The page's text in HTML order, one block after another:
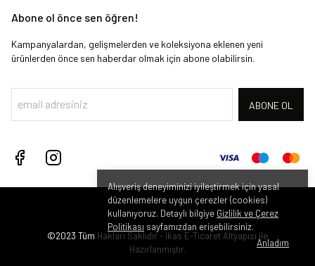
Alışveriş deneyiminizi iyileştirmek için yasal
düzenlemelere uygun çerezler (cookies)
kullanıyoruz. Detaylı bilgiye Gizlilik ve Çerez
Politikası sayfamızdan erişebilirsiniz.
Anladım
Abone ol önce sen öğren!
Kampanyalardan, gelişmelerden ve koleksiyona eklenen yeni
ürünlerden önce sen haberdar olmak için abone olabilirsin.
ABONE OL
©2023 Tüm Hakları Saklıdır - ikas E-Ticaret Altyapısı ile
Hazırlanmıştır.